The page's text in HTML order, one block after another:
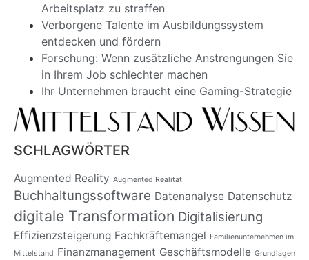
Arbeitsplatz zu straffen
Verborgene Talente im Ausbildungssystem
entdecken und fördern
Forschung: Wenn zusätzliche Anstrengungen Sie
in Ihrem Job schlechter machen
Ihr Unternehmen braucht eine Gaming-Strategie
SCHLAGWÖRTER
Augmented Reality Augmented Realität
Buchhaltungssoftware Datenanalyse Datenschutz
digitale Transformation Digitalisierung
Effizienzsteigerung Fachkräftemangel Familienunternehmen im
Mittelstand Finanzmanagement Geschäftsmodelle Grundlagen